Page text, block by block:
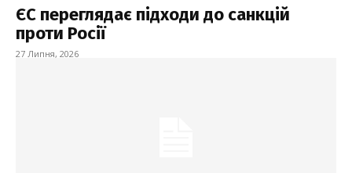
ЄС переглядає підходи до санкцій
проти Росії
27 Липня, 2026